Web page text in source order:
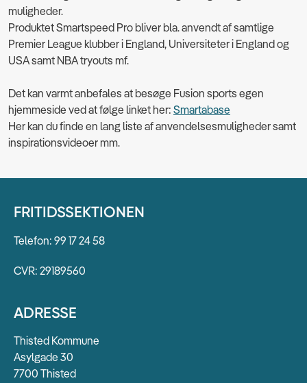
muligheder.
Produktet Smartspeed Pro bliver bla. anvendt af samtlige
Premier League klubber i England, Universiteter i England og
USA samt NBA tryouts mf.
Det kan varmt anbefales at besøge Fusion sports egen
hjemmeside ved at følge linket her: Smartabase
Her kan du finde en lang liste af anvendelsesmuligheder samt
inspirationsvideoer mm.
FRITIDSSEKTIONEN
Telefon: 99 17 24 58
CVR: 29189560
ADRESSE
Thisted Kommune
Asylgade 30
7700 Thisted